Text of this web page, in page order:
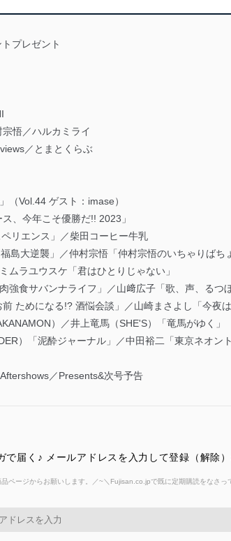
プレゼント
悟／ハルカミライ
／とまとくらぶ
（Vol.44 ゲスト：imase）
、今年こそ優勝だ!! 2023」
リエンス」／柴田コーヒー牛乳
島大逆襲」／仲村宗悟「仲村宗悟のいちゃりばち
ムラユウスケ「君はひとりじゃない」
強食サバンナライフ」／山﨑広子「歌、声、るつぼ
ためになる!? 酒悩会談」／山崎まさよし「今夜は
）／井上竜馬（SHE'S）「竜馬がゆく」
）「泥酔ジャーナル」／中田裕二「東京ネオント
／Presents&次号予告
届く♪ メールアドレスを入力して登録（解除
ージからお願いします。／~＼Fujisan.co.jpで既に定期購読をなさ